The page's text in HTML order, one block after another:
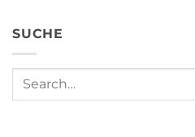
in
SUCHE